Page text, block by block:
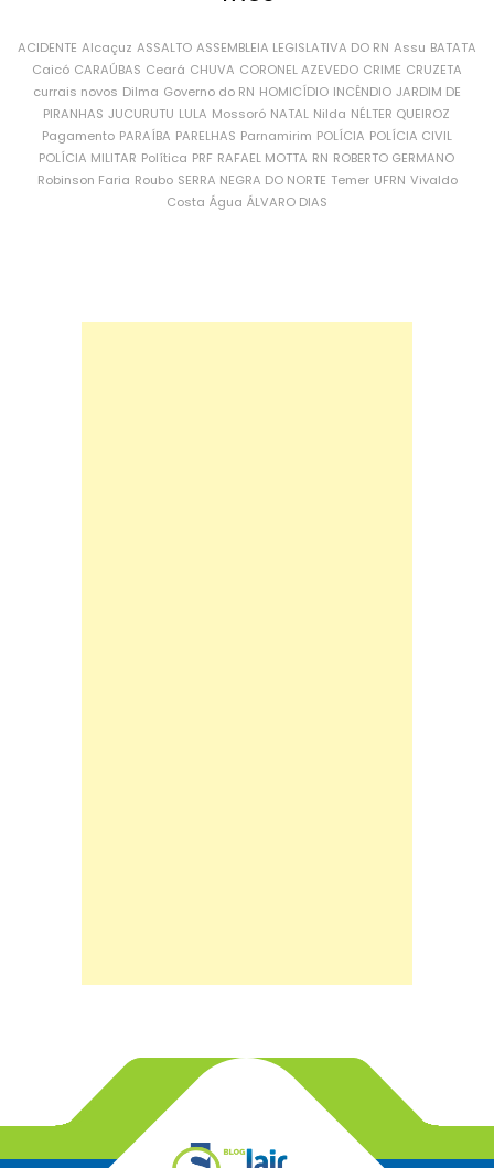
ACIDENTE Alcaçuz ASSALTO ASSEMBLEIA LEGISLATIVA DO RN Assu BATATA
Caicó CARAÚBAS Ceará CHUVA CORONEL AZEVEDO CRIME CRUZETA
currais novos Dilma Governo do RN HOMICÍDIO INCÊNDIO JARDIM DE
PIRANHAS JUCURUTU LULA Mossoró NATAL Nilda NÉLTER QUEIROZ
Pagamento PARAÍBA PARELHAS Parnamirim POLÍCIA POLÍCIA CIVIL
POLÍCIA MILITAR Política PRF RAFAEL MOTTA RN ROBERTO GERMANO
Robinson Faria Roubo SERRA NEGRA DO NORTE Temer UFRN Vivaldo
Costa Água ÁLVARO DIAS